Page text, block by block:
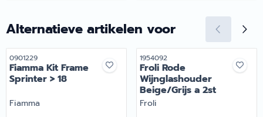
deskundig advies.
Alternatieve artikelen voor
Artikelnummer
0901229
Fiamma Kit Frame
Sprinter > 18
Merk:
Fiamma
Artikelnummer
1954092
Froli Rode
Wijnglashouder
Beige/Grijs a 2st
Merk:
Froli